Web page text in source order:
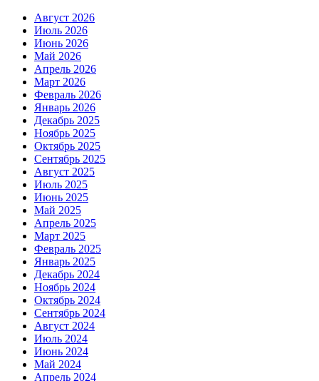
Август 2026
Июль 2026
Июнь 2026
Май 2026
Апрель 2026
Март 2026
Февраль 2026
Январь 2026
Декабрь 2025
Ноябрь 2025
Октябрь 2025
Сентябрь 2025
Август 2025
Июль 2025
Июнь 2025
Май 2025
Апрель 2025
Март 2025
Февраль 2025
Январь 2025
Декабрь 2024
Ноябрь 2024
Октябрь 2024
Сентябрь 2024
Август 2024
Июль 2024
Июнь 2024
Май 2024
Апрель 2024